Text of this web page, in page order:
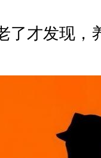
了才发现，